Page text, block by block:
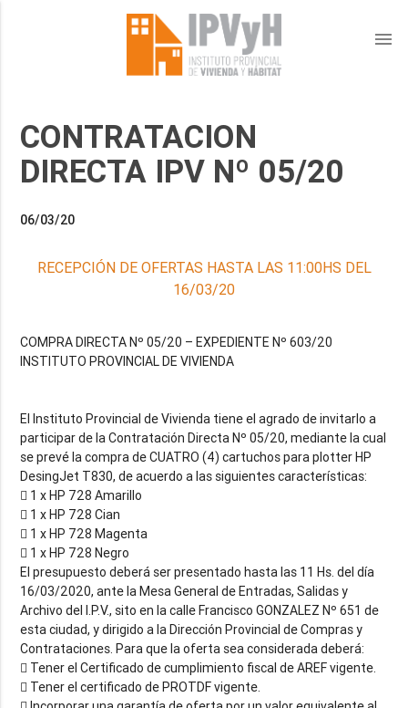
menu
CONTRATACION
DIRECTA IPV Nº 05/20
06/03/20
RECEPCIÓN DE OFERTAS HASTA LAS 11:00HS DEL
16/03/20
COMPRA DIRECTA Nº 05/20 – EXPEDIENTE Nº 603/20
INSTITUTO PROVINCIAL DE VIVIENDA
El Instituto Provincial de Vivienda tiene el agrado de invitarlo a
participar de la Contratación Directa Nº 05/20, mediante la cual
se prevé la compra de CUATRO (4) cartuchos para plotter HP
DesingJet T830, de acuerdo a las siguientes características:
 1 x HP 728 Amarillo
 1 x HP 728 Cian
 1 x HP 728 Magenta
 1 x HP 728 Negro
El presupuesto deberá ser presentado hasta las 11 Hs. del día
16/03/2020, ante la Mesa General de Entradas, Salidas y
Archivo del I.P.V., sito en la calle Francisco GONZALEZ Nº 651 de
esta ciudad, y dirigido a la Dirección Provincial de Compras y
Contrataciones. Para que la oferta sea considerada deberá:
 Tener el Certificado de cumplimiento fiscal de AREF vigente.
 Tener el certificado de PROTDF vigente.